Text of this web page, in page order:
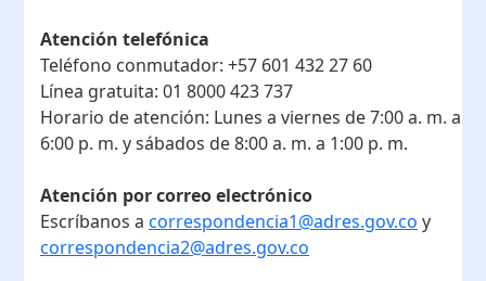
Atención telefónica
Teléfono conmutador: +57 601 432 27 60
Línea gratuita: 01 8000 423 737
Horario de atención: Lunes a viernes de 7:00 a. m. a
6:00 p. m. y sábados de 8:00 a. m. a 1:00 p. m.
Atención por correo electrónico
Escríbanos a correspondencia1@adres.gov.co y
correspondencia2@adres.gov.co